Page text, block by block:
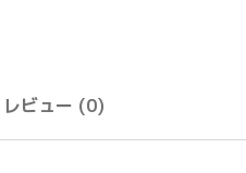
レビュー (0)